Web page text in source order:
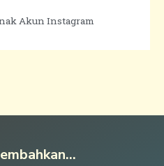
Akun Instagram